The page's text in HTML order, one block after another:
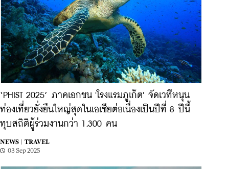
‘PHIST 2025’ ภาคเอกชน 'โรงแรมภูเก็ต' จัดเวทีหนุน
ท่องเที่ยวยั่งยืนใหญ่สุดในเอเชียต่อเนื่องเป็นปีที่ 8 ปีนี้
ทุบสถิติผู้ร่วมงานกว่า 1,300 คน
NEWS |
TRAVEL
03 Sep 2025